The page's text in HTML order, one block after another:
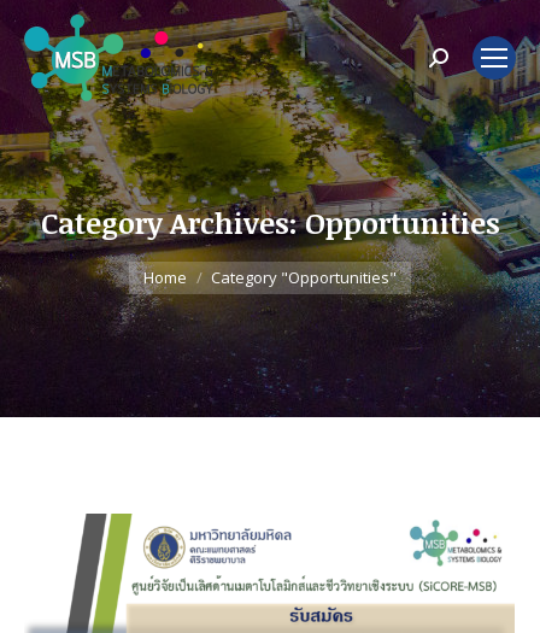
Search:
Category Archives:Opportunities
You are here:
Home Category "Opportunities"